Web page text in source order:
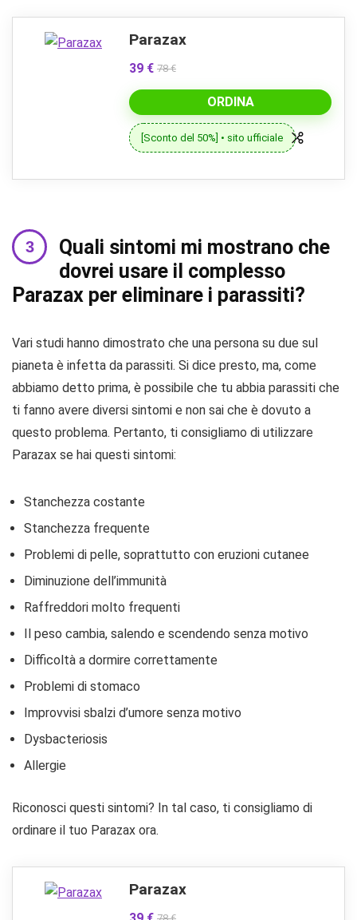
Parazax
39 € 78 €
ORDINA
[Sconto del 50%] • sito ufficiale
Quali sintomi mi mostrano che
dovrei usare il complesso
Parazax per eliminare i parassiti?
Vari studi hanno dimostrato che una persona su due sul
pianeta è infetta da parassiti. Si dice presto, ma, come
abbiamo detto prima, è possibile che tu abbia parassiti che
ti fanno avere diversi sintomi e non sai che è dovuto a
questo problema. Pertanto, ti consigliamo di utilizzare
Parazax se hai questi sintomi:
Stanchezza costante
Stanchezza frequente
Problemi di pelle, soprattutto con eruzioni cutanee
Diminuzione dell’immunità
Raffreddori molto frequenti
Il peso cambia, salendo e scendendo senza motivo
Difficoltà a dormire correttamente
Problemi di stomaco
Improvvisi sbalzi d’umore senza motivo
Dysbacteriosis
Allergie
Riconosci questi sintomi? In tal caso, ti consigliamo di
ordinare il tuo Parazax ora.
Parazax